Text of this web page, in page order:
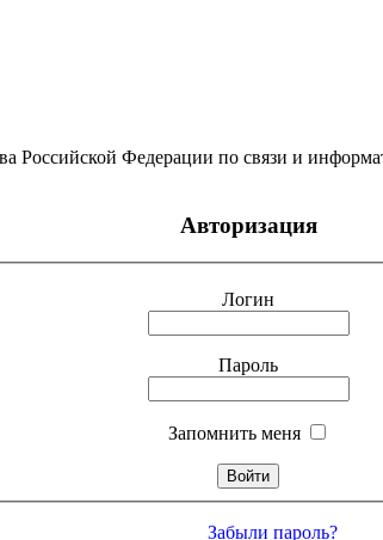
Российской Федерации по связи и
Авторизация
Логин
Пароль
Запомнить меня
Забыли пароль?